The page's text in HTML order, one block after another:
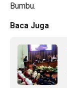
Bumbu.
Baca Juga